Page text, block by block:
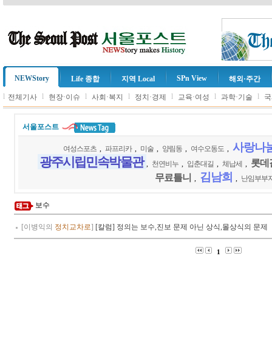
NEWStory Life 종합 지역 Local SPn View 해외·주간
l 전체기사 l 현장·이슈 l 사회·복지 l 정치·경제 l 교육·여성 l 과학·기술 l
서울포스트
여성스포츠 파프리카 미술 양림동 여수오동도 사랑나
광주시립민속박물관 천연비누 입춘대길 체납세
롯데
무료틀니
김남희 난임부부
보수
[이병익의 정치교차로] [칼럼] 정의는 보수,진보 문제 아닌 상식,몰상식의 문제
1